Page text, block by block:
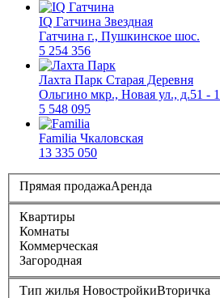
IQ Гатчина Звездная
Гатчина г., Пушкинское шос.
5 254 356
Лахта Парк Старая Деревня
Ольгино мкр., Новая ул., д.51 - 1
5 548 095
Familia Чкаловская
13 335 050
Прямая продажаАренда
Квартиры
Комнаты
Коммерческая
Загородная
Тип жилья НовостройкиВторичка